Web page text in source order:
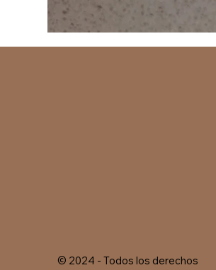
© 2024 - Todos los derechos